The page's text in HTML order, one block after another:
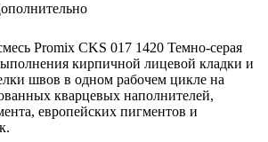
Promix CKS 017 1420 Темно-серая
кирпичной лицевой кладки и
швов в одном рабочем цикле на
кварцевых наполнителей,
европейских пигментов и